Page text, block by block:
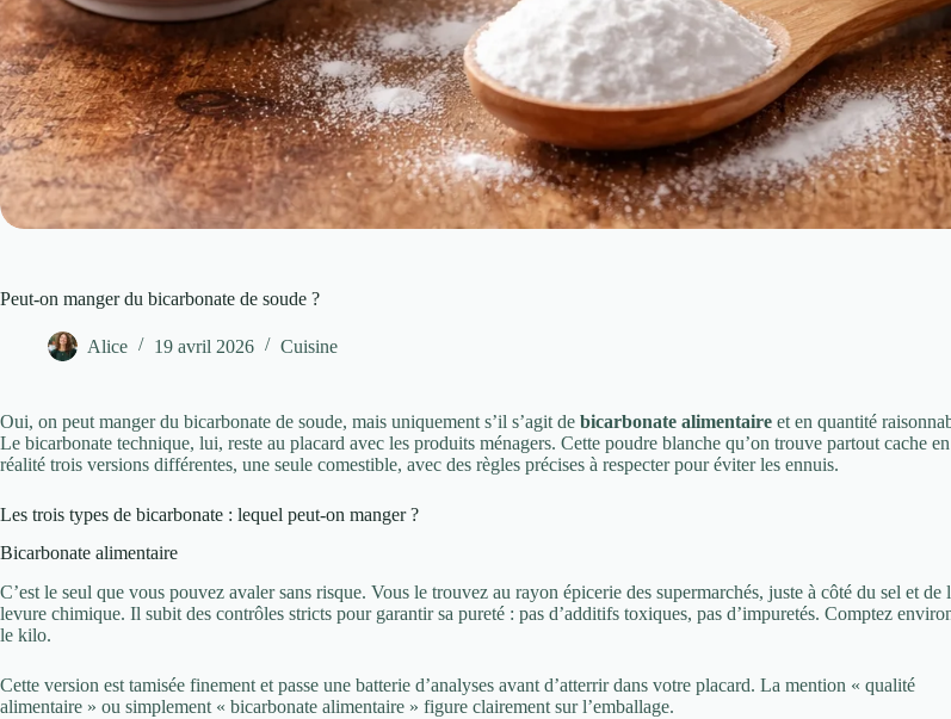
Peut-on manger du bicarbonate de soude ?
Alice 19 avril 2026 Cuisine
Oui, on peut manger du bicarbonate de soude, mais uniquement s’il s’agit de bicarbonate alimentaire et en quantité
Le bicarbonate technique, lui, reste au placard avec les produits ménagers. Cette poudre blanche qu’on trouve partout cache en
réalité trois versions différentes, une seule comestible, avec des règles précises à respecter pour éviter les ennuis.
Les trois types de bicarbonate : lequel peut-on manger ?
Bicarbonate alimentaire
C’est le seul que vous pouvez avaler sans risque. Vous le trouvez au rayon épicerie des supermarchés, juste à côté du sel et de
levure chimique. Il subit des contrôles stricts pour garantir sa pureté : pas d’additifs toxiques, pas d’impuretés. Comptez
le kilo.
Cette version est tamisée finement et passe une batterie d’analyses avant d’atterrir dans votre placard. La mention « qualité
alimentaire » ou simplement « bicarbonate alimentaire » figure clairement sur l’emballage.